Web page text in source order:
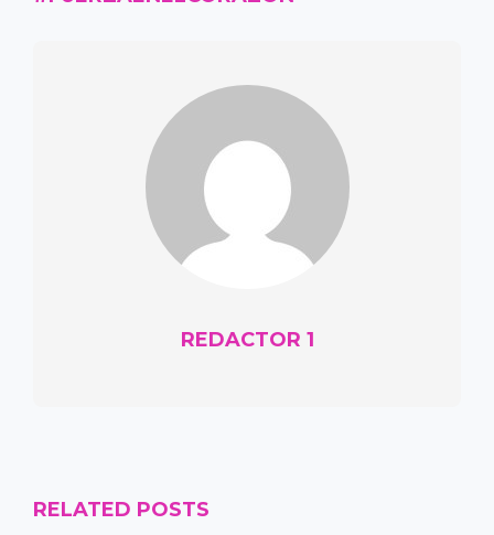
REDACTOR 1
RELATED POSTS